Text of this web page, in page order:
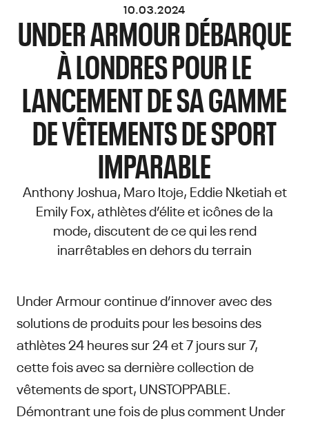
10.03.2024
UNDER ARMOUR DÉBARQUE
À LONDRES POUR LE
LANCEMENT DE SA GAMME
DE VÊTEMENTS DE SPORT
IMPARABLE
Anthony Joshua, Maro Itoje, Eddie Nketiah et
Emily Fox, athlètes d’élite et icônes de la
mode, discutent de ce qui les rend
inarrêtables en dehors du terrain
Under Armour continue d’innover avec des
solutions de produits pour les besoins des
athlètes 24 heures sur 24 et 7 jours sur 7,
cette fois avec sa dernière collection de
vêtements de sport, UNSTOPPABLE.
Démontrant une fois de plus comment Under